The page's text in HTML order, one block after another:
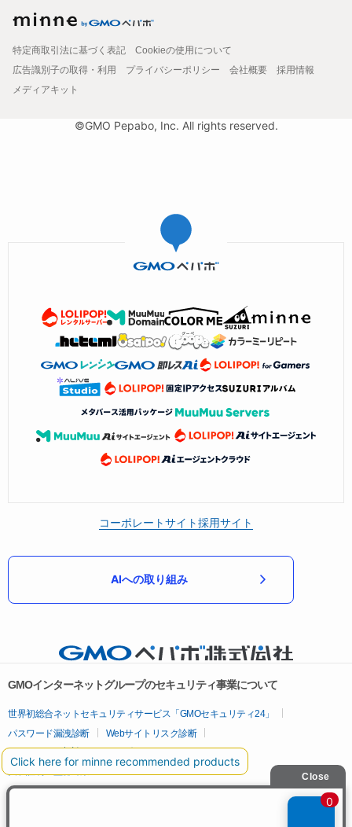
特定商取引法に基づく表記
Cookieの使用について
広告識別子の取得・利用
プライバシーポリシー 会社概要
採用情報
メディアキット
©GMO Pepabo, Inc. All rights reserved.
コーポレートサイト採用サイト
AIへの取り組み
GMOインターネットグループのセキュリティ事業について
世界初総合ネットセキュリティサービス「GMOセキュリティ24」
パスワード漏洩診断
Webサイトリスク診断
セキュリティ相談AIチャットボット
実在証明・盗聴対策
サイバー攻撃対策（GMOサイバーセキュリティ byイエラエ）